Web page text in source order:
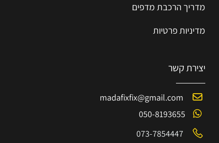
מדריך הרכבת מדפים
מדיניות פרטיות
יצירת קשר
madafixfix@gmail.com
050-8193655
073-7854447